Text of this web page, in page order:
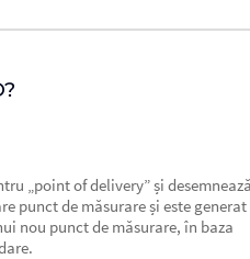
„point of delivery” și
punct de măsurare și este generat
nou punct de măsurare, în baza